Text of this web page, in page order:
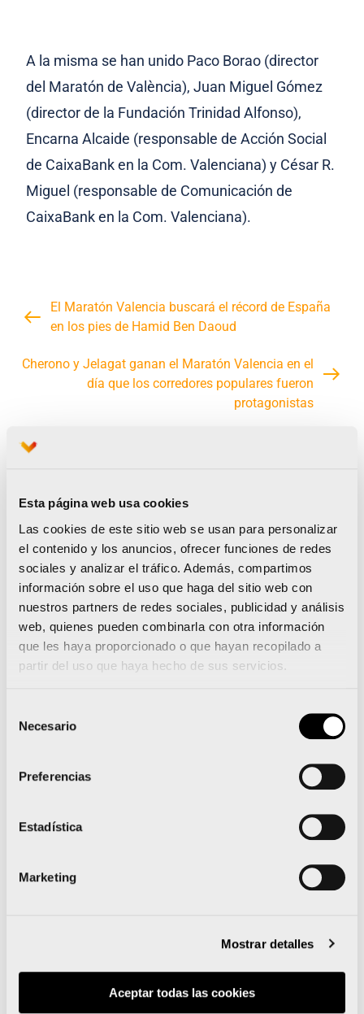
Esta página web usa cookies
Las cookies de este sitio web se usan para personalizar
el contenido y los anuncios, ofrecer funciones de redes
sociales y analizar el tráfico. Además, compartimos
información sobre el uso que haga del sitio web con
nuestros partners de redes sociales, publicidad y análisis
web, quienes pueden combinarla con otra información
que les haya proporcionado o que hayan recopilado a
partir del uso que haya hecho de sus servicios.
Necesario
Preferencias
Estadística
Marketing
Mostrar detalles
Aceptar todas las cookies
A la misma se han unido Paco Borao (director
del Maratón de València), Juan Miguel Gómez
(director de la Fundación Trinidad Alfonso),
Encarna Alcaide (responsable de Acción Social
de CaixaBank en la Com. Valenciana) y César R.
Miguel (responsable de Comunicación de
CaixaBank en la Com. Valenciana).
El Maratón Valencia buscará el récord de España
en los pies de Hamid Ben Daoud
Cherono y Jelagat ganan el Maratón Valencia en el
día que los corredores populares fueron
protagonistas
Noticias relacionadas
Runna se convierte en el
training partner del Medio
y el Maratón Valencia
El Maratón Valencia
patrocinará al Valencia CA
de manera excepcional